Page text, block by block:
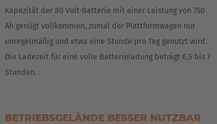
Italia
Italiano
Nederlands
Kapazität der 80 Volt-Batterie mit einer Leistung von 750
Ah genügt vollkommen, zumal der Plattformwagen nur
unregelmäßig und etwa eine Stunde pro Tag genutzt wird.
Die Ladezeit für eine volle Batterieladung beträgt 6,5 bis 7
Stunden.
BETRIEBSGELÄNDE BESSER NUTZBAR